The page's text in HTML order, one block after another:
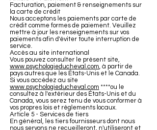
Facturation, paiement & renseignements sur
la carte de crédit
Nous acceptons les paiements par carte de
crédit comme formes de paiement. Veuillez
mettre à jour les renseignements sur vos
paiements afin d'éviter toute interruption de
service.
Accès au site international
Vous pouvez consulter le présent site,
www.psychologieducheval.com, à partir de
pays autres que les États-Unis et le Canada.
Si vous accédez au site
www.psychologieducheval.com ****ou le
consultez à l'extérieur des États-Unis et du
Canada, vous serez tenu de vous conformer à
vos propres lois et règlements locaux.
Article 5 - Services de tiers
En général, les tiers fournisseurs dont nous
nous servons ne recueilleront, n'utiliseront et